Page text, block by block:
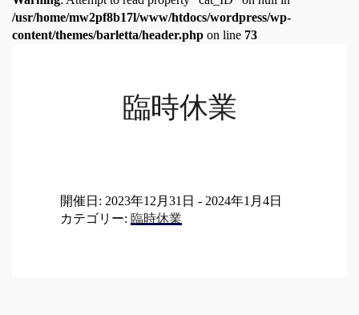
/usr/home/mw2pf8b17l/www/htdocs/wordpress/wp-
content/themes/barletta/header.php on line 73
臨時休業
開催日: 2023年12月31日 - 2024年1月4日
カテゴリー: 臨時休業